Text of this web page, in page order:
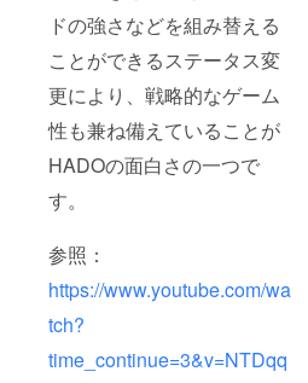
ドの強さなどを組み替える
ことができるステータス変
更により、戦略的なゲーム
性も兼ね備えていることが
HADOの面白さの一つで
す。
参照：
https://www.youtube.com/wa
tch?
time_continue=3&v=NTDqq